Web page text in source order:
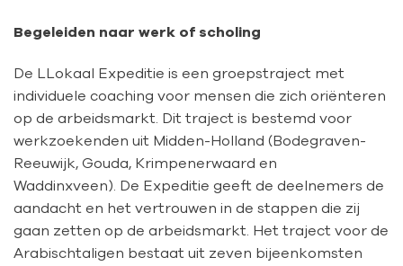
Begeleiden naar werk of scholing
De LLokaal Expeditie is een groepstraject met
individuele coaching voor mensen die zich oriënteren
op de arbeidsmarkt. Dit traject is bestemd voor
werkzoekenden uit Midden-Holland (Bodegraven-
Reeuwijk, Gouda, Krimpenerwaard en
Waddinxveen). De Expeditie geeft de deelnemers de
aandacht en het vertrouwen in de stappen die zij
gaan zetten op de arbeidsmarkt. Het traject voor de
Arabischtaligen bestaat uit zeven bijeenkomsten